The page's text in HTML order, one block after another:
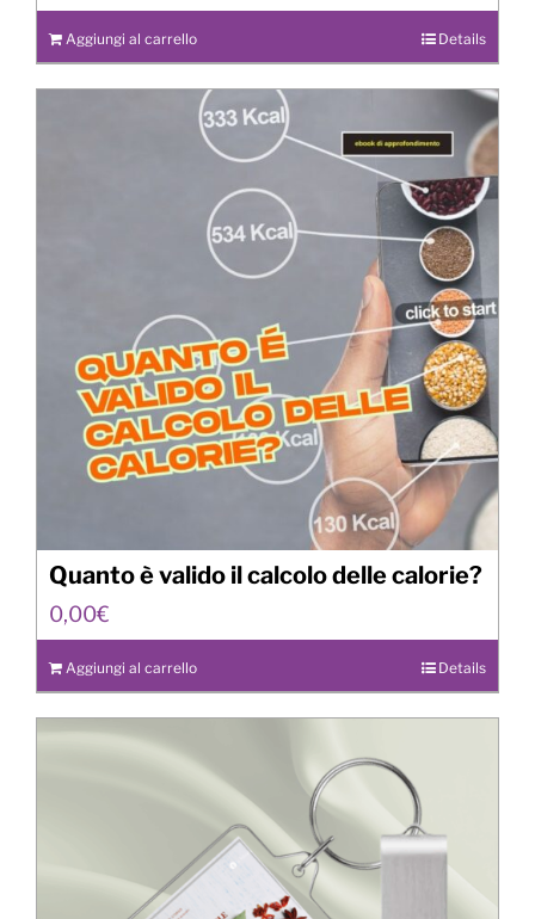
Aggiungi al carrello Details
Quanto è valido il calcolo delle calorie?
0,00€
Aggiungi al carrello Details